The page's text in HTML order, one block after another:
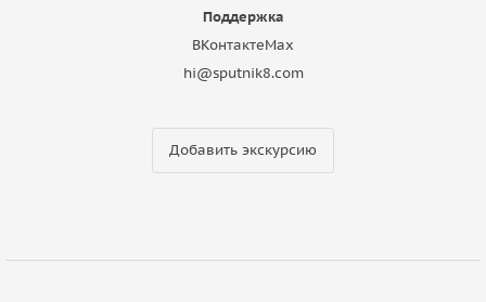
Поддержка
ВКонтактеMax
hi@sputnik8.com
Добавить экскурсию